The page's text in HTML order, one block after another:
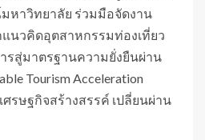
หาวิทยาลัย ร่วมมือจัดงาน
นวคิดอุตสาหกรรมท่องเที่ยว
รสู่มาตรฐานความยั่งยืนผ่าน
Tourism Acceleration
ศรษฐกิจสร้างสรรค์ เปลี่ยนผ่าน